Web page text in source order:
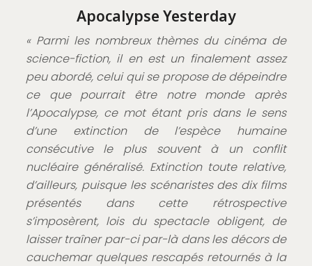
Apocalypse Yesterday
« Parmi les nombreux thèmes du cinéma de
science-fiction, il en est un finalement assez
peu abordé, celui qui se propose de dépeindre
ce que pourrait être notre monde après
l’Apocalypse, ce mot étant pris dans le sens
d’une extinction de l’espèce humaine
consécutive le plus souvent à un conflit
nucléaire généralisé. Extinction toute relative,
d’ailleurs, puisque les scénaristes des dix films
présentés dans cette rétrospective
s’imposèrent, lois du spectacle obligent, de
laisser traîner par-ci par-là dans les décors de
cauchemar quelques rescapés retournés à la